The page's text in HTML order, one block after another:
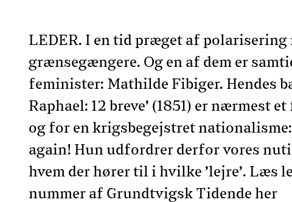
LEDER. I en tid præget af polarisering
grænsegængere. Og en af dem er
feminister: Mathilde Fibiger. Hendes
Raphael: 12 breve’ (1851) er nærmest
og for en krigsbegejstret
again! Hun udfordrer derfor vores
hvem der hører til i hvilke ’lejre’. Læs
nummer af Grundtvigsk Tidende her